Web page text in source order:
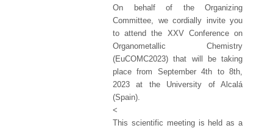
On behalf of the Organizing
Committee, we cordially invite you
to attend the XXV Conference on
Organometallic Chemistry
(EuCOMC2023) that will be taking
place from September 4th to 8th,
2023 at the University of Alcalá
(Spain).
<
This scientific meeting is held as a